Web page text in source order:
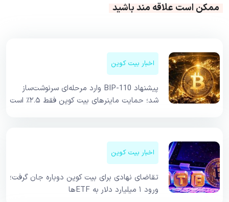
ممکن است علاقه مند باشید
اخبار بیت کوین
پیشنهاد BIP-110 وارد مرحله‌ای سرنوشت‌ساز
شد؛ حمایت ماینرهای بیت کوین فقط ۲.۵٪ است
اخبار بیت کوین
تقاضای نهادی برای بیت کوین دوباره جان گرفت؛
ورود ۱ میلیارد دلار به ETFها